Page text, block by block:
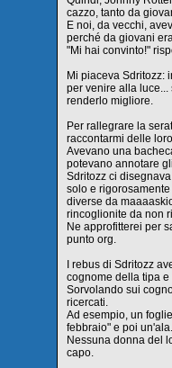
cazzo, tanto da
E noi, da vecchi,
perché da giovani
"Mi hai convinto!"
Mi piaceva Sdritozz:
per venire alla
renderlo migliore.
Per rallegrare la
raccontarmi delle
Avevano una
potevano annotare
Sdritozz ci
solo e
diverse da
rincoglionite da non
Ne approfitterei per
punto org.
I rebus di Sdritozz
cognome della tipa
Sorvolando sui
ricercati.
Ad esempio, un
febbraio" e poi
Nessuna donna del
capo.